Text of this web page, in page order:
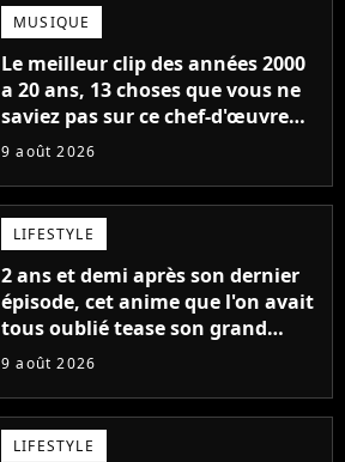
MUSIQUE
Le meilleur clip des années 2000
a 20 ans, 13 choses que vous ne
saviez pas sur ce chef-d'œuvre
qui a révolutionné YouTube
9 août 2026
LIFESTYLE
2 ans et demi après son dernier
épisode, cet anime que l'on avait
tous oublié tease son grand
retour
9 août 2026
LIFESTYLE